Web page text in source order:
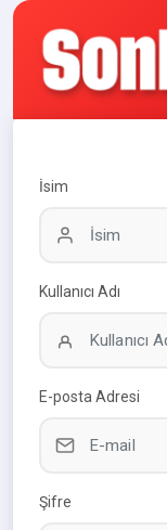
İsim
Kullanıcı Adı
E-posta Adresi
Şifre